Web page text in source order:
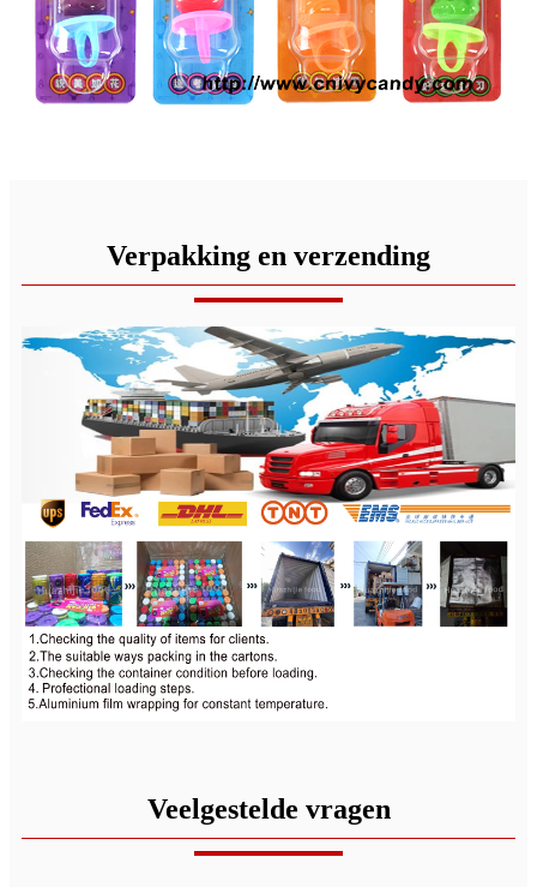
Verpakking en verzending
Veelgestelde vragen